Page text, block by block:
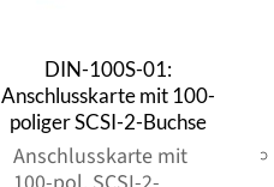
DIN-100S-01:
Anschlusskarte mit 100-
poliger SCSI-2-Buchse
Anschlusskarte mit